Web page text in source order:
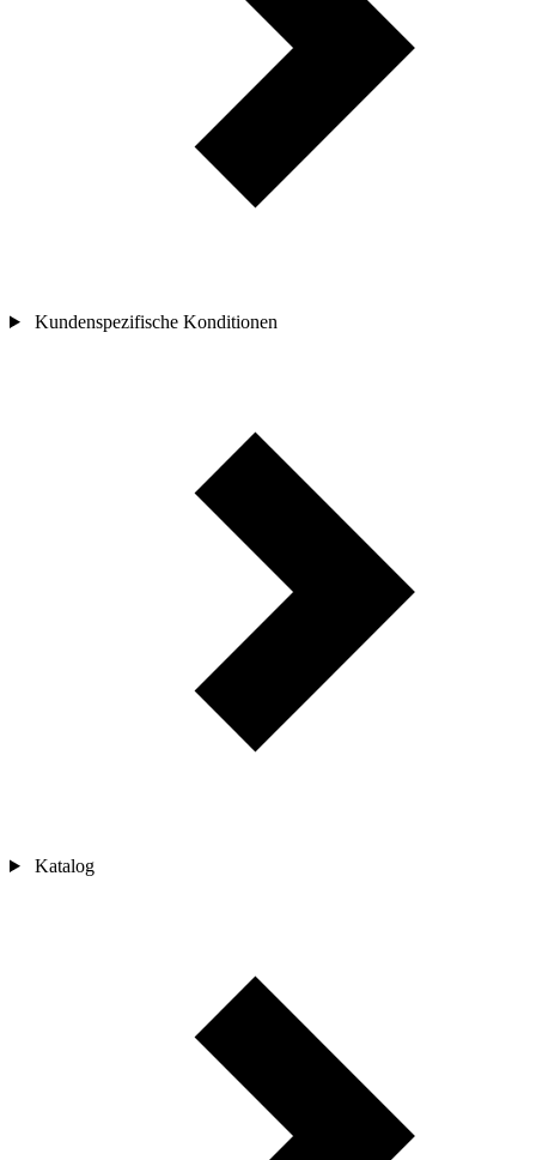
Kundenspezifische Konditionen
Katalog